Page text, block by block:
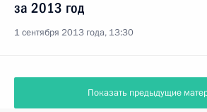
за 2013 год
1 сентября 2013 года, 13:30
Показать предыдущие